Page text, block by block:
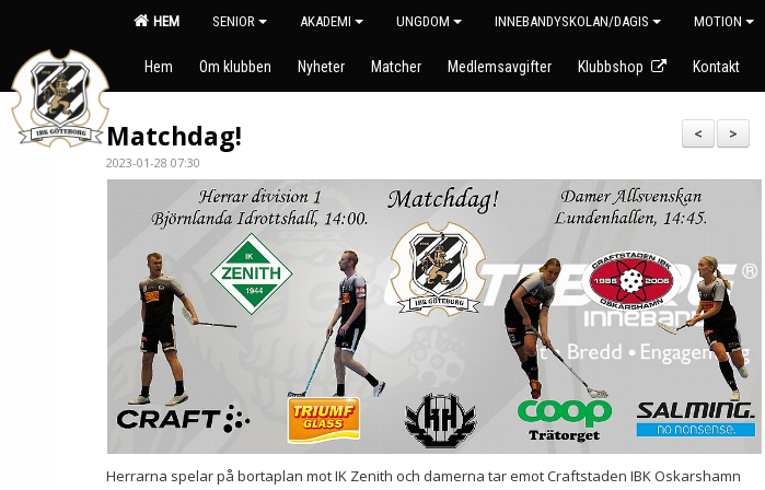
HEM SENIOR AKADEMI UNGDOM INNEBANDYSKOLAN/DAGIS MOTION
Hem Om klubben Nyheter Matcher Medlemsavgifter Klubbshop Kontakt
>
<
Matchdag!
2023-01-28 07:30
Herrarna spelar på bortaplan mot IK Zenith och damerna tar emot Craftstaden IBK Oskarshamn